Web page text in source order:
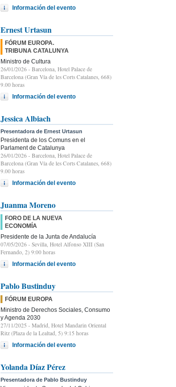
Información del evento
Ernest Urtasun
FÓRUM EUROPA.
TRIBUNA CATALUNYA
Ministro de Cultura
26/01/2026 - Barcelona, Hotel Palace de
Barcelona (Gran Vía de les Corts Catalanes, 668)
9.00 horas
Información del evento
Jessica Albiach
Presentadora de Ernest Urtasun
Presidenta de los Comuns en el
Parlament de Catalunya
26/01/2026 - Barcelona, Hotel Palace de
Barcelona (Gran Vía de les Corts Catalanes, 668)
9.00 horas
Información del evento
Juanma Moreno
FORO DE LA NUEVA
ECONOMÍA
Presidente de la Junta de Andalucía
07/05/2026 - Sevilla, Hotel Alfonso XIII (San
Fernando, 2) 9:00 horas
Información del evento
Pablo Bustinduy
FÓRUM EUROPA
Ministro de Derechos Sociales, Consumo
y Agenda 2030
27/11/2025 - Madrid, Hotel Mandarin Oriental
Ritz (Plaza de la Lealtad, 5) 9:15 horas
Información del evento
Yolanda Díaz Pérez
Presentadora de Pablo Bustinduy